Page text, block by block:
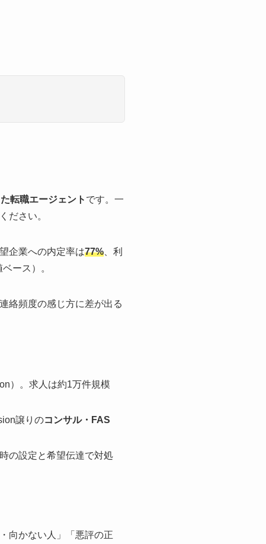
転職エージェント です。一
ださい。
企業への内定率は77% 、利
ース）。
絡頻度の感じ方に差が出る
）。求人は約1万件規模
譲りのコンサル・FAS
の設定と希望伝達で対処
向かない人」「悪評の正